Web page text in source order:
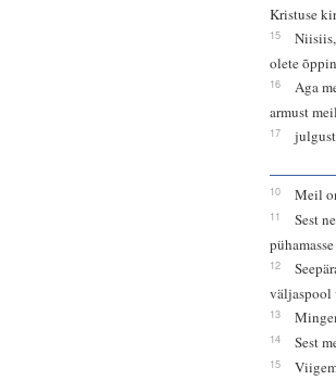
Kristuse
15
olete
16
Aga
armust
17
10 Meil
11
Sest
12
väljaspool
13
14 Sest
15